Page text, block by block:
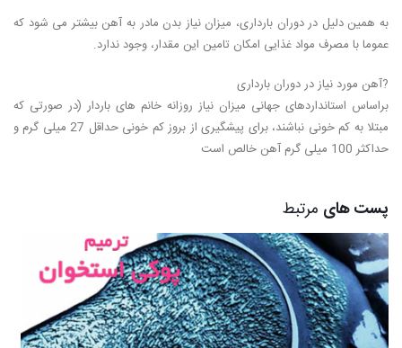
به همین دلیل در دوران بارداری، میزان نیاز بدن مادر به آهن بیشتر می شود که
عموما با مصرف مواد غذایی امکان تامین این مقدار، وجود ندارد.
?آهن مورد نیاز در دوران بارداری
براساس استانداردهای جهانی میزان نیاز روزانه خانم های باردار (در صورتی که
مبتلا به کم خونی نباشند، برای پیشگیری از بروز کم خونی حداقل 27 میلی گرم و
حداکثر 100 میلی گرم آهن خالص است
پست های مرتبط